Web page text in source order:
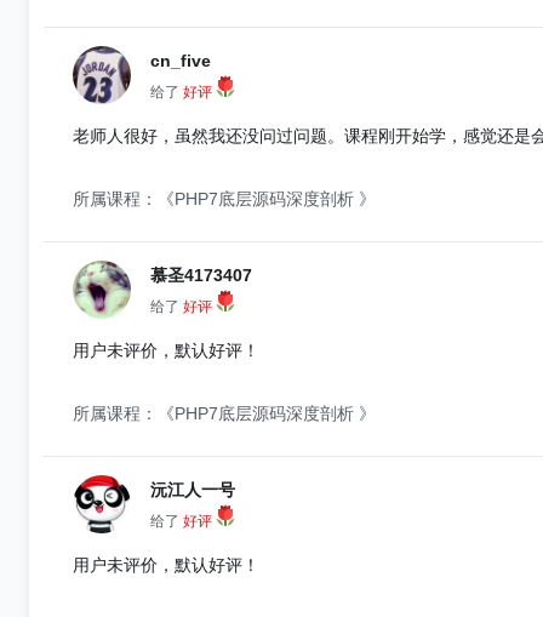
cn_five
给了 好评
老师人很好，虽然我还没问过问题。课程刚开始学，感觉还是
所属课程：《PHP7底层源码深度剖析 》
慕圣4173407
给了 好评
用户未评价，默认好评！
所属课程：《PHP7底层源码深度剖析 》
沅江人一号
给了 好评
用户未评价，默认好评！